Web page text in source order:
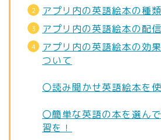
アプリ内の英語絵本の種
アプリ内の英語絵本の配
アプリ内の英語絵本の効
ついて
〇読み聞かせ英語絵本を
〇簡単な英語の本を選ん
習を！